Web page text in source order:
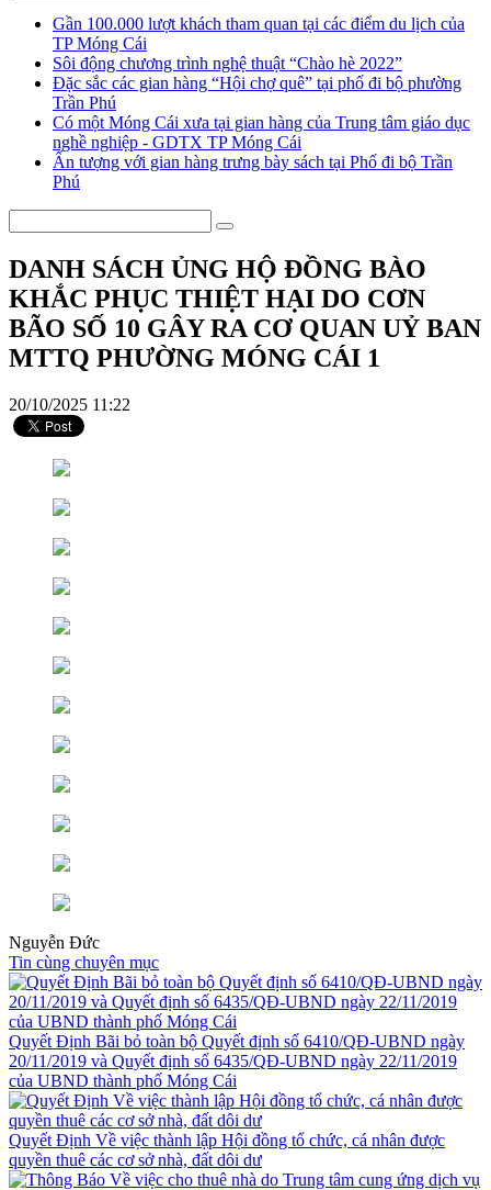
Gần 100.000 lượt khách tham quan tại các điểm du lịch của
TP Móng Cái
Sôi động chương trình nghệ thuật “Chào hè 2022”
Đặc sắc các gian hàng “Hội chợ quê” tại phố đi bộ phường
Trần Phú
Có một Móng Cái xưa tại gian hàng của Trung tâm giáo dục
nghề nghiệp - GDTX TP Móng Cái
Ấn tượng với gian hàng trưng bày sách tại Phố đi bộ Trần
Phú
DANH SÁCH ỦNG HỘ ĐỒNG BÀO
KHẮC PHỤC THIỆT HẠI DO CƠN
BÃO SỐ 10 GÂY RA CƠ QUAN UỶ BAN
MTTQ PHƯỜNG MÓNG CÁI 1
20/10/2025 11:22
Nguyễn Đức
Tin cùng chuyên mục
Quyết Định Bãi bỏ toàn bộ Quyết định số 6410/QĐ-UBND ngày
20/11/2019 và Quyết định số 6435/QĐ-UBND ngày 22/11/2019
của UBND thành phố Móng Cái
Quyết Định Về việc thành lập Hội đồng tổ chức, cá nhân được
quyền thuê các cơ sở nhà, đất dôi dư